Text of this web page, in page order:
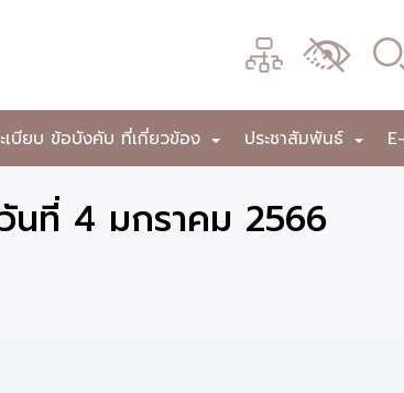
เมนู
เปลี่ยน
ผล
+
เบียบ ข้อบังคับ ที่เกี่ยวข้อง +
ประชาสัมพันธ์
นที่ 4 มกราคม 2566